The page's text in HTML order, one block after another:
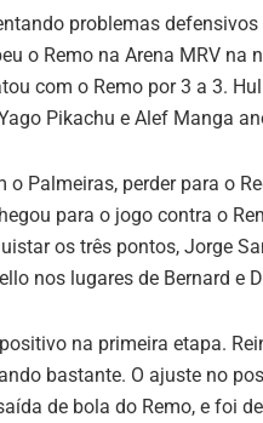
problemas
o Remo na Arena MRV
com o Remo por 3 a 3.
Pikachu e Alef Manga
o Palmeiras, perder para o
para o jogo contra o
os três pontos, Jorge
nos lugares de Bernard e
na primeira etapa.
bastante. O ajuste no
de bola do Remo, e foi